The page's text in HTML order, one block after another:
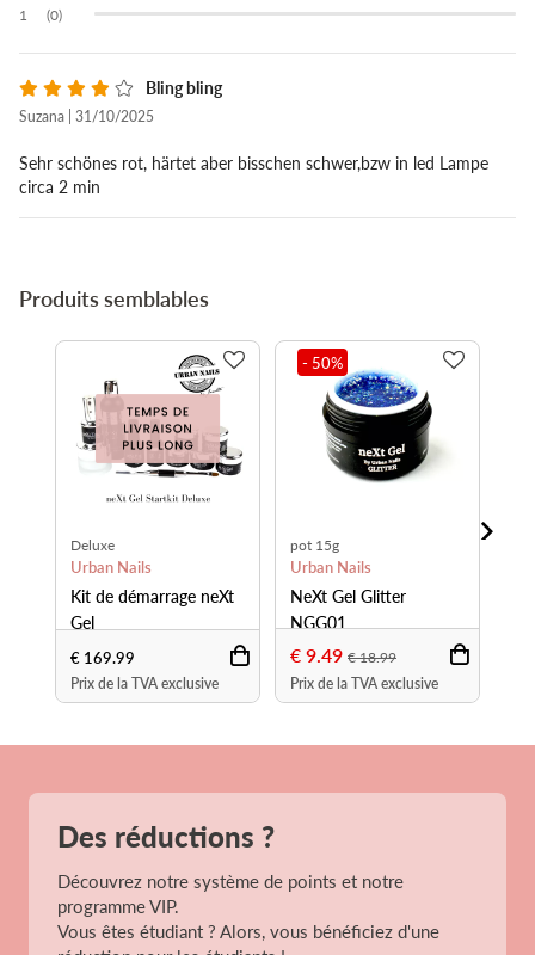
(0)
Bling bling
Suzana | 31/10/2025
Sehr schönes rot, härtet aber bisschen schwer,bzw in led Lampe
circa 2 min
Produits semblables
Deluxe
Urban Nails
Kit de démarrage neXt
Gel
€ 169.99
Prix de la TVA exclusive
- 50%
pot 15g
Urban Nails
NeXt Gel Glitter
NGG01
€ 9.49 € 18.99
Prix de la TVA exclusive
Des réductions ?
Découvrez notre système de points et notre
programme VIP.
Vous êtes étudiant ? Alors, vous bénéficiez d'une